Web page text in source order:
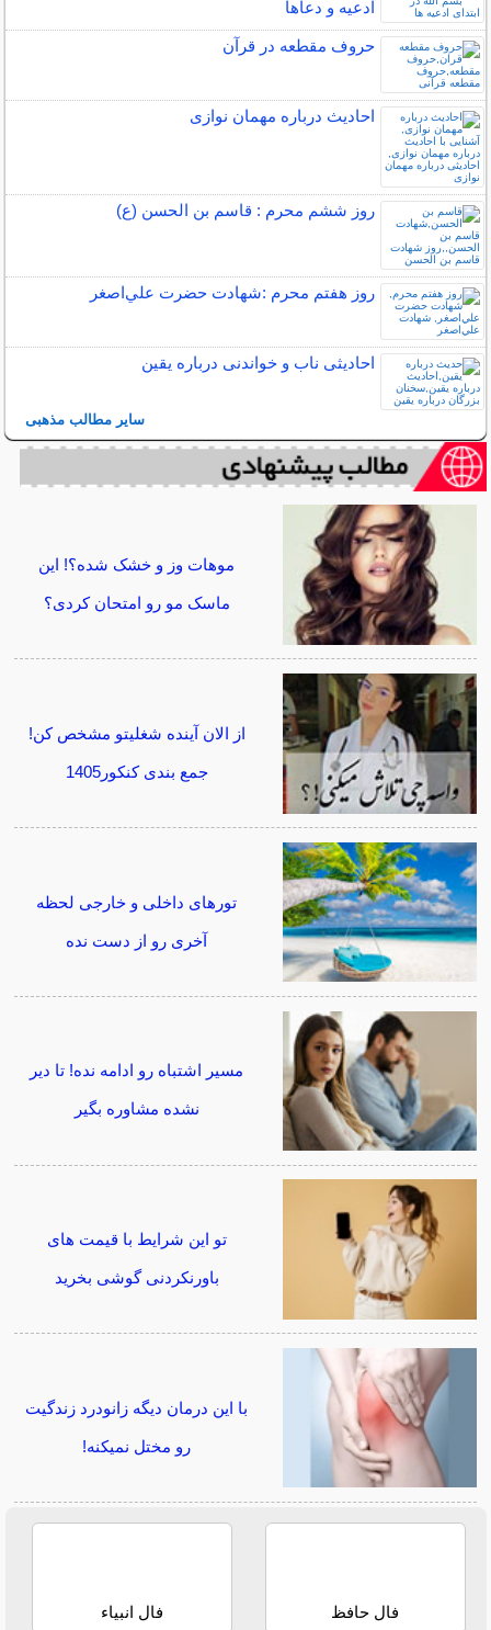
ادعیه و دعاها
حروف مقطعه در قرآن
احادیث درباره مهمان نوازی
روز ششم محرم : قاسم بن الحسن (ع)
روز هفتم محرم :شهادت حضرت علي‌اصغر
احادیثی ناب و خواندنی درباره یقین
سایر مطالب مذهبی
موهات وز و خشک شده؟! این
ماسک مو رو امتحان کردی؟
از الان آینده شغلیتو مشخص کن!
جمع بندی کنکور1405
تورهای داخلی و خارجی لحظه
آخری رو از دست نده
مسیر اشتباه رو ادامه نده! تا دیر
نشده مشاوره بگیر
تو این شرایط با قیمت های
باورنکردنی گوشی بخرید
با این درمان دیگه زانودرد زندگیت
رو مختل نمیکنه!
فال حافظ فال انبیاء